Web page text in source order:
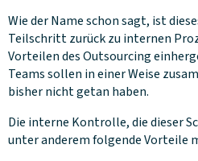
Wie der Name schon sagt, ist
Teilschritt zurück zu internen
Vorteilen des Outsourcing
Teams sollen in einer Weise
bisher nicht getan haben.
Die interne Kontrolle, die dieser
unter anderem folgende Vorteile